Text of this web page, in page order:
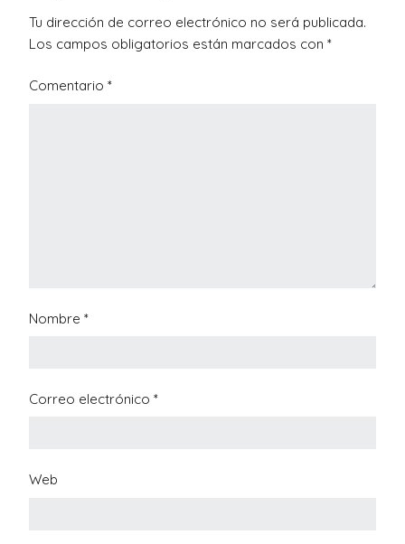
Tu dirección de correo electrónico no será publicada.
Los campos obligatorios están marcados con *
Comentario *
Nombre *
Correo electrónico *
Web